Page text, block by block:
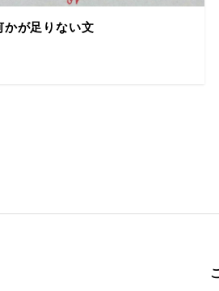
かが足りない文